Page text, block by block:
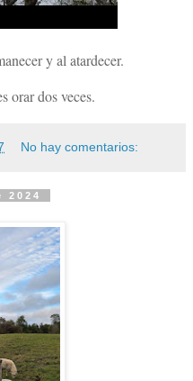
y al atardecer.
orar dos veces.
No hay comentarios:
2024